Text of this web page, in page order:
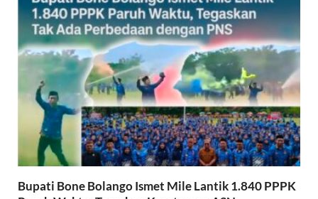
Bupati Bone Bolango Ismet Mile Lantik 1.840 PPPK